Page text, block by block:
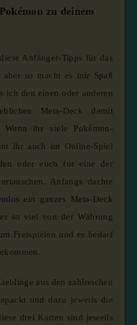
zu deinem
Anfänger-Tipps für das
aber so macht es mir Spaß
ich den einen oder anderen
Meta-Deck damit
Wenn ihr viele Pokémon-
ihr auch im Online-Spiel
oder euch für eine der
Anfangs dachte
ein ganzes Meta-Deck
so viel von der Währung
Freispielen und es bedarf
aus den zahlreichen
und dazu jeweils die
drei Karten sind jeweils